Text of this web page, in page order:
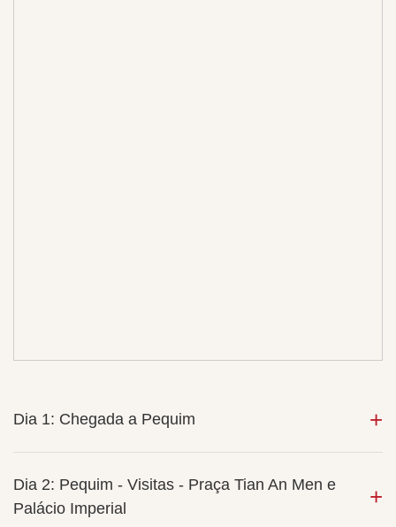
Dia 1: Chegada a Pequim
Dia 2: Pequim - Visitas - Praça Tian An Men e
Palácio Imperial